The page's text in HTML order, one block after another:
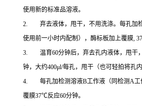
使用新的标准品溶液。
2. 弃去液体，甩干，不用洗涤。每孔加
使用前一小时内配制），酶标板加上覆膜,
3. 温育60分钟后，弃去孔内液体，甩干
钟，大约400μl/每孔，甩干（也可轻拍将孔内
4. 每孔加检测溶液B工作液（同检测A工
覆膜37℃反应60分钟。